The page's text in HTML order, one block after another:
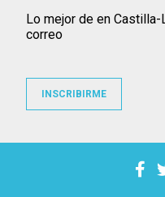
Lo mejor de en Castilla-
correo
INSCRIBIRME